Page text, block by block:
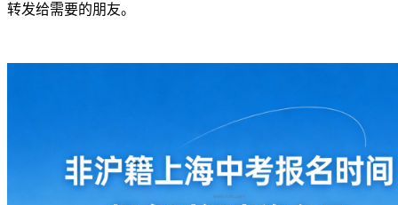
转发给需要的朋友。